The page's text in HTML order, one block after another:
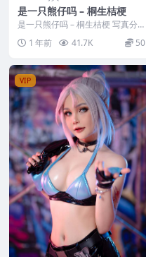
是一只熊仔吗 – 桐生桔梗
是一只熊仔吗 – 桐生桔梗 写真分
类：唯美，参与模特：是一只熊仔
吗 [资源大小]...
1 年前 41.7K 50
VIP